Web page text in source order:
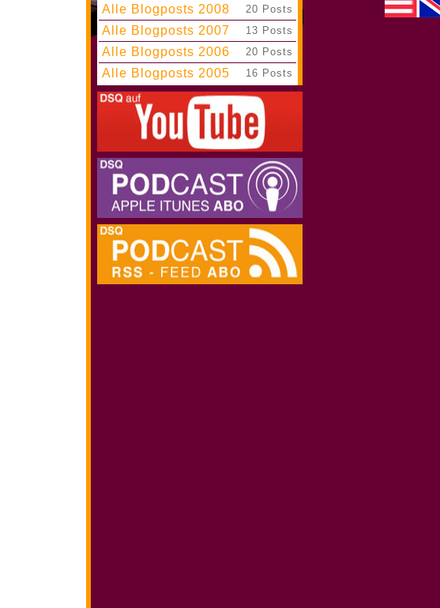
Alle Blogposts 2008 20 Posts
Alle Blogposts 2007 13 Posts
Alle Blogposts 2006 20 Posts
Alle Blogposts 2005 16 Posts